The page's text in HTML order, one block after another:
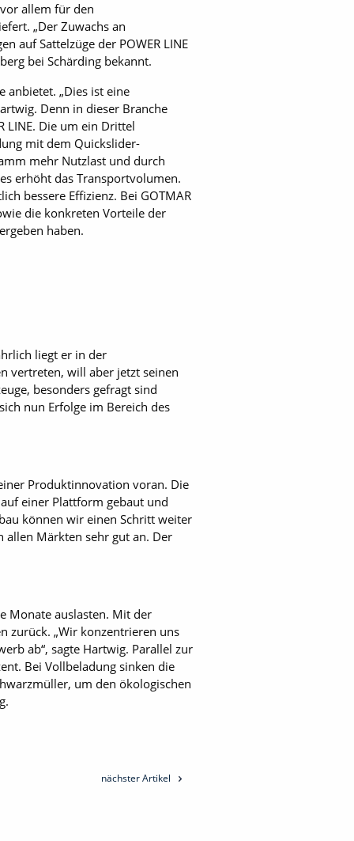
allem für den
„Der Zuwachs an
auf Sattelzüge der POWER LINE
bei Schärding bekannt.
anbietet. „Dies ist eine
Denn in dieser Branche
LINE. Die um ein Drittel
mit dem Quickslider-
mehr Nutzlast und durch
erhöht das Transportvolumen.
bessere Effizienz. Bei GOTMAR
die konkreten Vorteile der
haben.
liegt er in der
vertreten, will aber jetzt seinen
besonders gefragt sind
nun Erfolge im Bereich des
Produktinnovation voran. Die
einer Plattform gebaut und
können wir einen Schritt weiter
allen Märkten sehr gut an. Der
Monate auslasten. Mit der
zurück. „Wir konzentrieren uns
ab“, sagte Hartwig. Parallel zur
Bei Vollbeladung sinken die
um den ökologischen
nächster Artikel